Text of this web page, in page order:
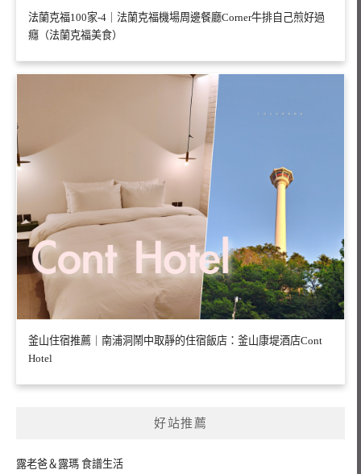
法蘭克福100家-4｜法蘭克福機場周邊餐廳Corner牛排自己煎好過
癮（法蘭克福美食）
釜山住宿推薦｜南浦洞鬧中取靜的住宿飯店：釜山康堤酒店Cont
Hotel
好站推薦
露老爸＆露瑪 食譜生活